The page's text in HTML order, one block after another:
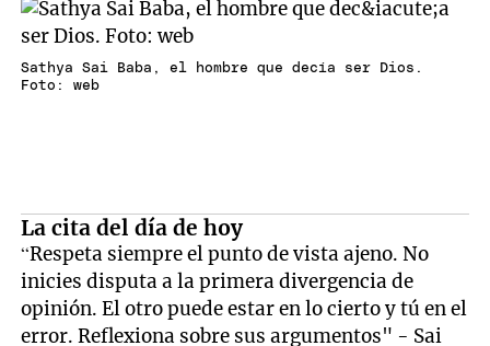
Sathya Sai Baba, el hombre que decía ser Dios.
Foto: web
La cita del día de hoy
“Respeta siempre el punto de vista ajeno. No
inicies disputa a la primera divergencia de
opinión. El otro puede estar en lo cierto y tú en el
error. Reflexiona sobre sus argumentos" - Sai